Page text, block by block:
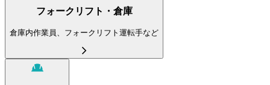
フォークリフト・倉庫
倉庫内作業員、フォークリフト運転手など